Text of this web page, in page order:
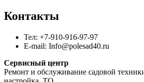
Контакты
Тел: +7-910-916-97-97
E-mail: Info@polesad40.ru
Сервисный центр
Ремонт и обслуживание садовой